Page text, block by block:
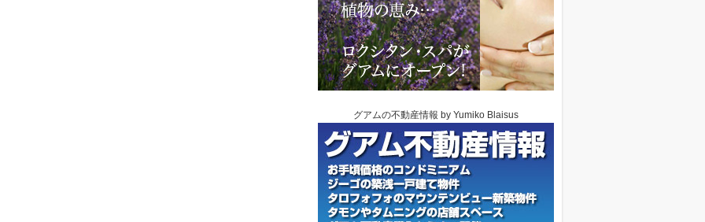
グアムの不動産情報 by Yumiko Blaisus